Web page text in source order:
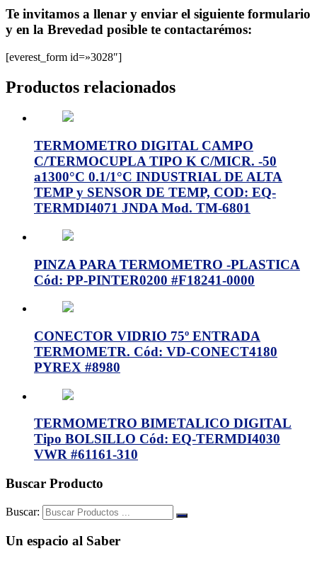
Te invitamos a llenar y enviar el siguiente formulario
y en la Brevedad posible te contactarémos:
[everest_form id=»3028″]
Productos relacionados
TERMOMETRO DIGITAL CAMPO
C/TERMOCUPLA TIPO K C/MICR. -50
a1300°C 0.1/1°C INDUSTRIAL DE ALTA
TEMP y SENSOR DE TEMP, COD: EQ-
TERMDI4071 JNDA Mod. TM-6801
PINZA PARA TERMOMETRO -PLASTICA
Cód: PP-PINTER0200 #F18241-0000
CONECTOR VIDRIO 75º ENTRADA
TERMOMETR. Cód: VD-CONECT4180
PYREX #8980
TERMOMETRO BIMETALICO DIGITAL
Tipo BOLSILLO Cód: EQ-TERMDI4030
VWR #61161-310
Buscar Producto
Buscar:
Un espacio al Saber